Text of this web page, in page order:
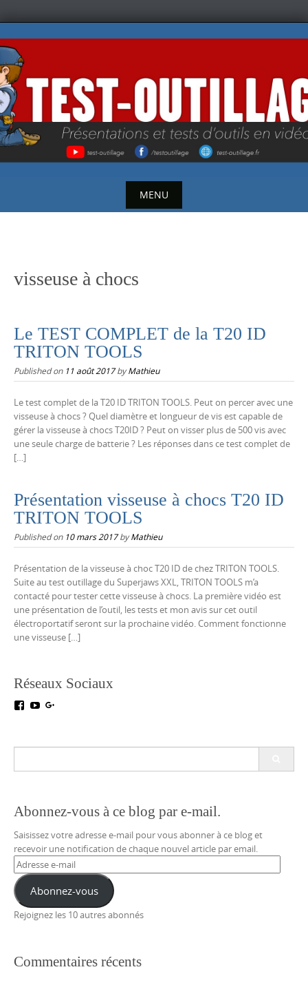
to
content
MENU
visseuse à chocs
Le TEST COMPLET de la T20 ID
TRITON TOOLS
Published on 11 août 2017byMathieu
Le test complet de la T20 ID TRITON TOOLS. Peut on percer avec une
visseuse à chocs ? Quel diamètre et longueur de vis est capable de
gérer la visseuse à chocs T20ID ? Peut on visser plus de 500 vis avec
une seule charge de batterie ? Les réponses dans ce test complet de
[…]
Présentation visseuse à chocs T20 ID
TRITON TOOLS
Published on 10 mars 2017byMathieu
Présentation de la visseuse à choc T20 ID de chez TRITON TOOLS.
Suite au test outillage du Superjaws XXL, TRITON TOOLS m’a
contacté pour tester cette visseuse à chocs. La première vidéo est
une présentation de l’outil, les tests et mon avis sur cet outil
électroportatif seront sur la prochaine vidéo. Comment fonctionne
une visseuse […]
Réseaux Sociaux
Voir
testoutillage
Facebook
Voir
UC5crr0I4Ey688Hu1IMBwWRA
YouTube
+Test-
sur
Abonnez-vous à ce blog par e-mail.
Saisissez votre adresse e-mail pour vous abonner à ce blog et
recevoir une notification de chaque nouvel article par email.
Adresse
e-
mail Abonnez-vous
Rejoignez les 10 autres abonnés
Commentaires récents